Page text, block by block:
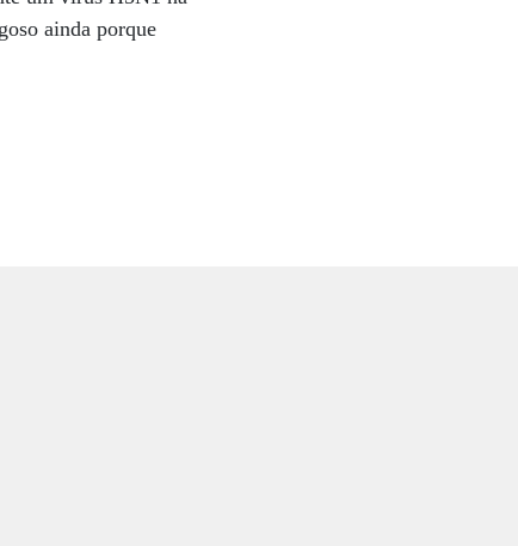
ainda porque